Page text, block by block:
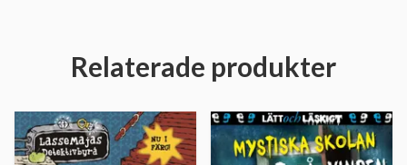
Relaterade produkter